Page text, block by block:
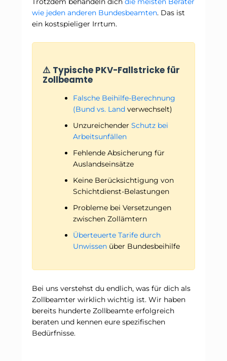
wie jeden anderen Bundesbeamten. Das ist
ein kostspieliger Irrtum.
⚠️ Typische PKV-Fallstricke für
Zollbeamte
Falsche Beihilfe-Berechnung
(Bund vs. Land verwechselt)
Unzureichender Schutz bei
Arbeitsunfällen
Fehlende Absicherung für
Auslandseinsätze
Keine Berücksichtigung von
Schichtdienst-Belastungen
Probleme bei Versetzungen
zwischen Zollämtern
Überteuerte Tarife durch
Unwissen über Bundesbeihilfe
Bei uns verstehst du endlich, was für dich als
Zollbeamter wirklich wichtig ist. Wir haben
bereits hunderte Zollbeamte erfolgreich
beraten und kennen eure spezifischen
Bedürfnisse.